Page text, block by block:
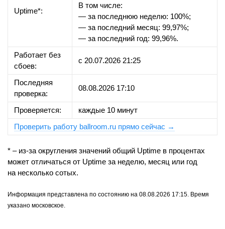
Uptime*:
В том числе:
— за последнюю неделю: 100%;
— за последний месяц: 99,97%;
— за последний год: 99,96%.
Работает без
сбоев:
с 20.07.2026 21:25
Последняя
проверка:
08.08.2026 17:10
Проверяется:
каждые 10 минут
Проверить работу ballroom.ru прямо сейчас →
* – из-за округления значений общий Uptime в процентах
может отличаться от Uptime за неделю, месяц или год
на несколько сотых.
Информация представлена по состоянию на 08.08.2026 17:15. Время
указано московское.